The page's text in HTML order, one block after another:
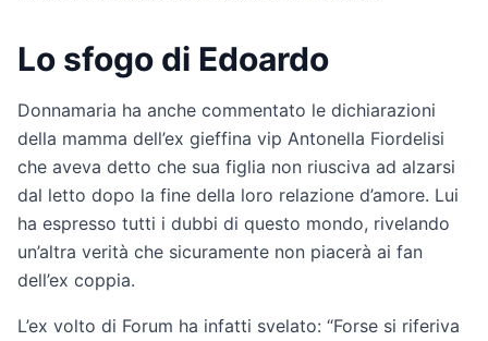
Lo sfogo di Edoardo
Donnamaria ha anche commentato le dichiarazioni
della mamma dell’ex gieffina vip Antonella Fiordelisi
che aveva detto che sua figlia non riusciva ad alzarsi
dal letto dopo la fine della loro relazione d’amore. Lui
ha espresso tutti i dubbi di questo mondo, rivelando
un’altra verità che sicuramente non piacerà ai fan
dell’ex coppia.
L’ex volto di Forum ha infatti svelato: “Forse si riferiva